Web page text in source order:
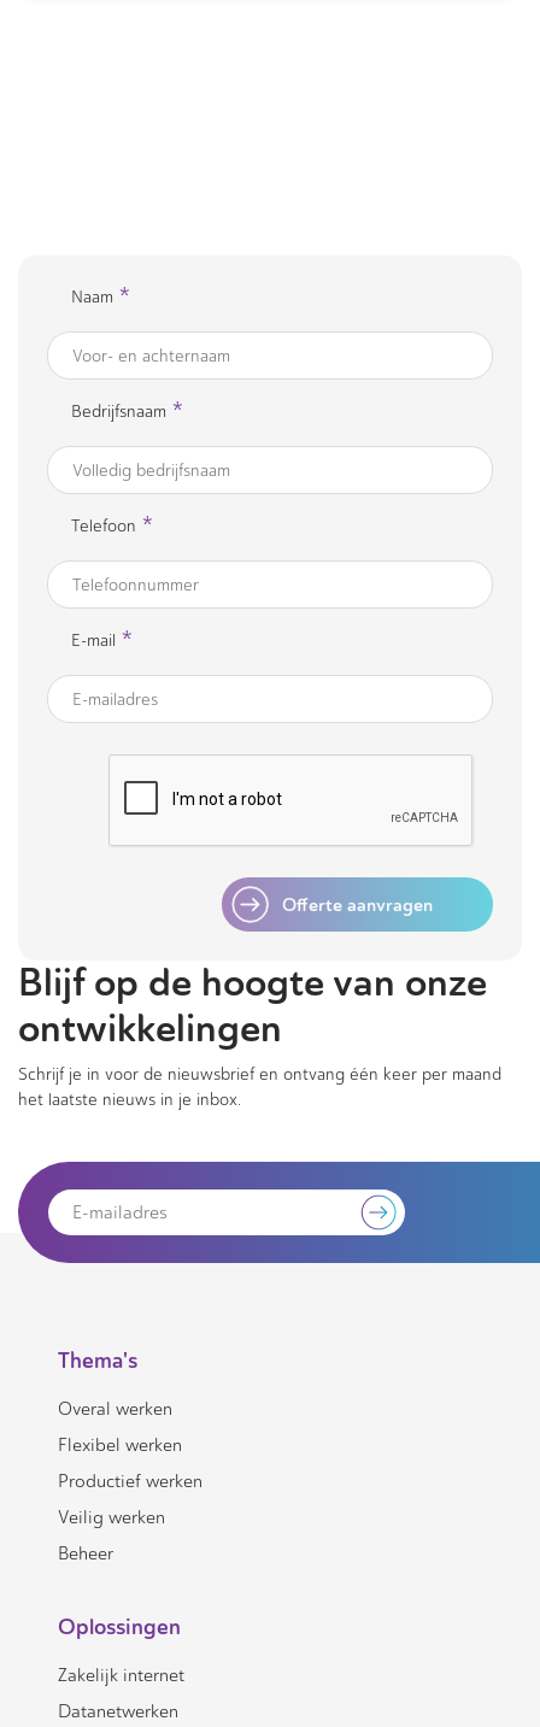
Naam *
Bedrijfsnaam *
Telefoon *
E-mail *
Offerte aanvragen
Blijf op de hoogte van onze
ontwikkelingen
Schrijf je in voor de nieuwsbrief en ontvang één keer per maand
het laatste nieuws in je inbox.
Thema's
Overal werken
Flexibel werken
Productief werken
Veilig werken
Beheer
Oplossingen
Zakelijk internet
Datanetwerken